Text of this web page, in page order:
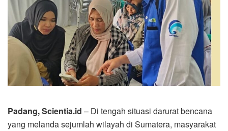
Padang, Scientia.id – Di tengah situasi darurat bencana
yang melanda sejumlah wilayah di Sumatera, masyarakat